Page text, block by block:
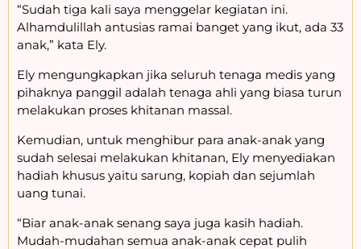
“Sudah tiga kali saya menggelar kegiatan ini.
Alhamdulillah antusias ramai banget yang ikut, ada 33
anak,” kata Ely.
Ely mengungkapkan jika seluruh tenaga medis yang
pihaknya panggil adalah tenaga ahli yang biasa turun
melakukan proses khitanan massal.
Kemudian, untuk menghibur para anak-anak yang
sudah selesai melakukan khitanan, Ely menyediakan
hadiah khusus yaitu sarung, kopiah dan sejumlah
uang tunai.
“Biar anak-anak senang saya juga kasih hadiah.
Mudah-mudahan semua anak-anak cepat pulih